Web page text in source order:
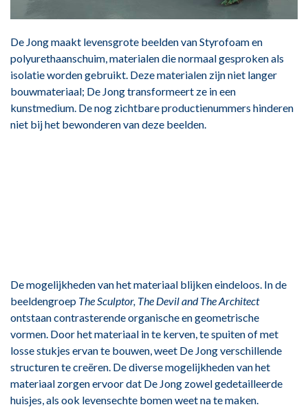
De Jong maakt levensgrote beelden van Styrofoam en
polyurethaanschuim, materialen die normaal gesproken als
isolatie worden gebruikt. Deze materialen zijn niet langer
bouwmateriaal; De Jong transformeert ze in een
kunstmedium. De nog zichtbare productienummers hinderen
niet bij het bewonderen van deze beelden.
De mogelijkheden van het materiaal blijken eindeloos. In de
beeldengroep The Sculptor, The Devil and The Architect
ontstaan contrasterende organische en geometrische
vormen. Door het materiaal in te kerven, te spuiten of met
losse stukjes ervan te bouwen, weet De Jong verschillende
structuren te creëren. De diverse mogelijkheden van het
materiaal zorgen ervoor dat De Jong zowel gedetailleerde
huisjes, als ook levensechte bomen weet na te maken.